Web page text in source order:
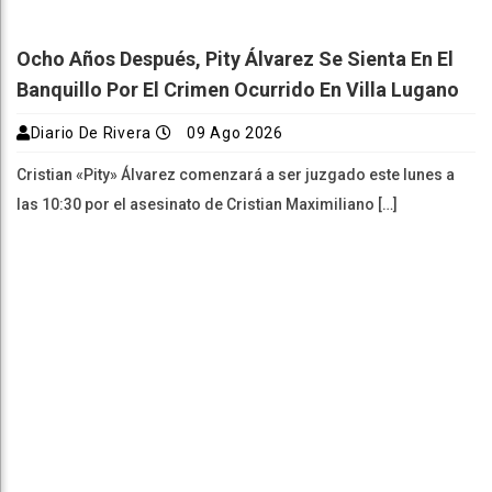
Ocho Años Después, Pity Álvarez Se Sienta En El
Banquillo Por El Crimen Ocurrido En Villa Lugano
Diario De Rivera 09 Ago 2026
Cristian «Pity» Álvarez comenzará a ser juzgado este lunes a
las 10:30 por el asesinato de Cristian Maximiliano […]